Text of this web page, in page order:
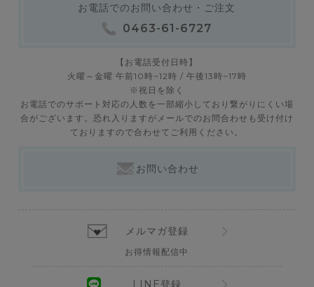
お電話でのお問い合わせ・ご注文
0463-61-6727
【お電話受付日時】
火曜～金曜 午前10時~12時 / 午後13時~17時
※祝日を除く
お電話でのサポート対応の人数を一部縮小しており繋がりにくい場
合がございます。恐れ入りますがメールでのお問合わせも受け付け
ておりますので合わせてご利用ください。
お問い合わせ
メルマガ登録
お得情報配信中
LINE登録